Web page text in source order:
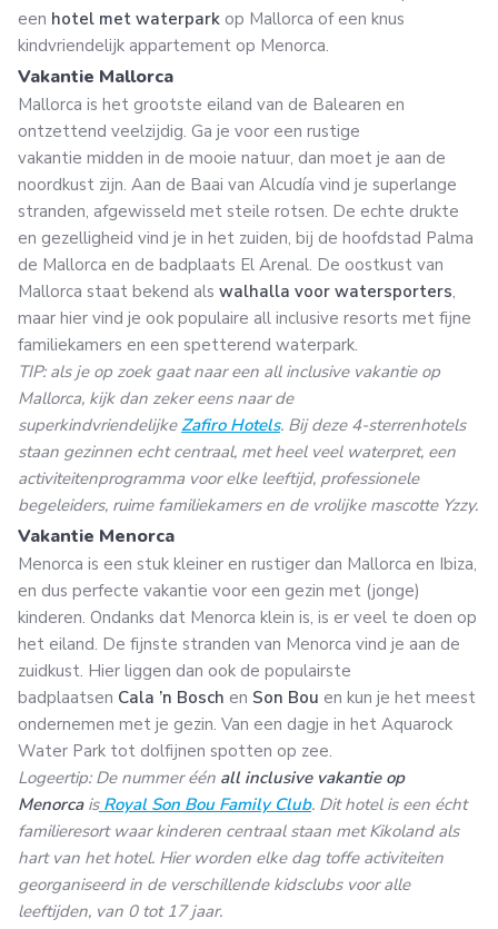
een hotel met waterpark op Mallorca of een knus
kindvriendelijk appartement op Menorca.
Vakantie Mallorca
Mallorca is het grootste eiland van de Balearen en
ontzettend veelzijdig. Ga je voor een rustige
vakantie midden in de mooie natuur, dan moet je aan de
noordkust zijn. Aan de Baai van Alcudía vind je superlange
stranden, afgewisseld met steile rotsen. De echte drukte
en gezelligheid vind je in het zuiden, bij de hoofdstad Palma
de Mallorca en de badplaats El Arenal. De oostkust van
Mallorca staat bekend als walhalla voor watersporters,
maar hier vind je ook populaire all inclusive resorts met fijne
familiekamers en een spetterend waterpark.
TIP: als je op zoek gaat naar een all inclusive vakantie op
Mallorca, kijk dan zeker eens naar de
superkindvriendelijkeZafiro Hotels. Bij deze 4-sterrenhotels
staan gezinnen echt centraal, met heel veel waterpret, een
activiteitenprogramma voor elke leeftijd, professionele
begeleiders, ruime familiekamers en de vrolijke mascotte Yzzy.
Vakantie Menorca
Menorca is een stuk kleiner en rustiger dan Mallorca en Ibiza,
en dus perfecte vakantie voor een gezin met (jonge)
kinderen. Ondanks dat Menorca klein is, is er veel te doen op
het eiland. De fijnste stranden van Menorca vind je aan de
zuidkust. Hier liggen dan ook de populairste
badplaatsen Cala ’n Bosch en Son Bou en kun je het meest
ondernemen met je gezin. Van een dagje in het Aquarock
Water Park tot dolfijnen spotten op zee.
Logeertip: De nummer één all inclusive vakantie op
Menorca isRoyal Son Bou Family Club. Dit hotel is een écht
familieresort waar kinderen centraal staan met Kikoland als
hart van het hotel. Hier worden elke dag toffe activiteiten
georganiseerd in de verschillende kidsclubs voor alle
leeftijden, van 0 tot 17 jaar.